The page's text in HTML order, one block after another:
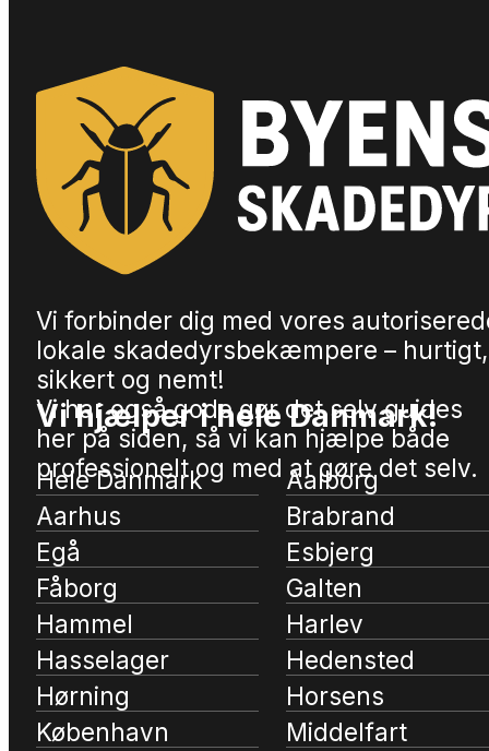
Vi forbinder dig med vores
lokale skadedyrsbekæmpere – hurtigt,
sikkert og nemt!
Vi har også gode gør det selv guides
her på siden, så vi kan hjælpe både
professionelt og med at gøre det selv.
Vi hjælper i hele Danmark!
Hele Danmark
Aalborg
Aarhus
Brabrand
Egå
Esbjerg
Fåborg
Galten
Hammel
Harlev
Hasselager
Hedensted
Hørning
Horsens
København
Middelfart